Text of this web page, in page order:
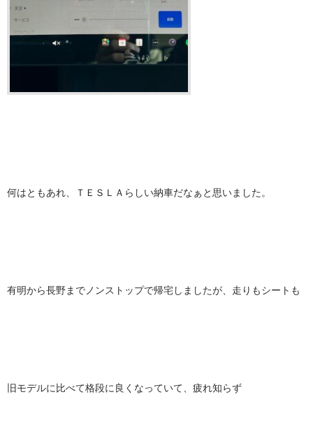
何はともあれ、ＴＥＳＬＡらしい納車だなぁと思いました。
有明から長野までノンストップで帰宅しましたが、走りもシートも
旧モデルに比べて格段に良くなっていて、疲れ知らず